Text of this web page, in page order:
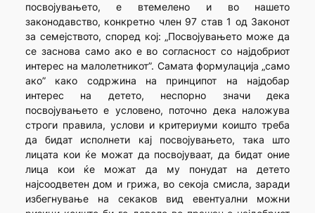
посвојувањето, е втемелено и во нашето
законодавство, конкретно член 97 став 1 од Законот
за семејството, според кој: „Посвојувањето може да
се заснова само ако е во согласност со најдобриот
интерес на малолетникот”. Самата формулација „само
ако” како содржина на принципот на најдобар
интерес на детето, неспорно значи дека
посвојувањето е условено, поточно дека наложува
строги правила, услови и критериуми коишто треба
да бидат исполнети кај посвојувањето, така што
лицата кои ќе можат да посвојуваат, да бидат оние
лица кои ќе можат да му понудат на детето
најсоодветен дом и грижа, во секоја смисла, заради
избегнување на секаков вид евентуални можни